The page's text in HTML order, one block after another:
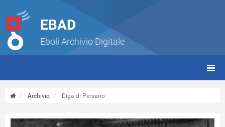
EBAD
Eboli Archivio Digitale
Archivio Diga di Persano